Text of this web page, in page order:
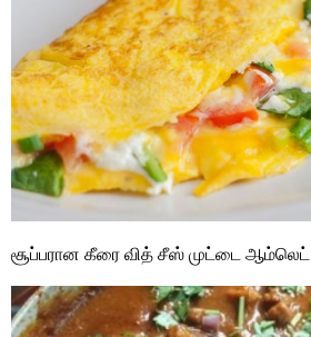
சூப்பரான கீரை வித் சீஸ் முட்டை ஆம்லெட்